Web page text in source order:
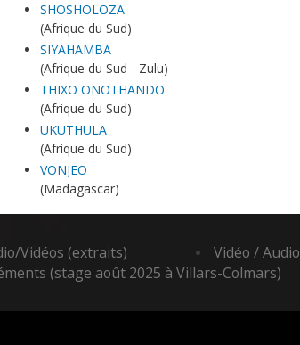
SHOSHOLOZA
(Afrique du Sud)
SIYAHAMBA
(Afrique du Sud - Zulu)
THIXO ONOTHANDO
(Afrique du Sud)
UKUTHULA
(Afrique du Sud)
VONJEO
(Madagascar)
Vidéos (extraits)
Vidéo / Audio
(stage août 2025 à Villars-Colmars)